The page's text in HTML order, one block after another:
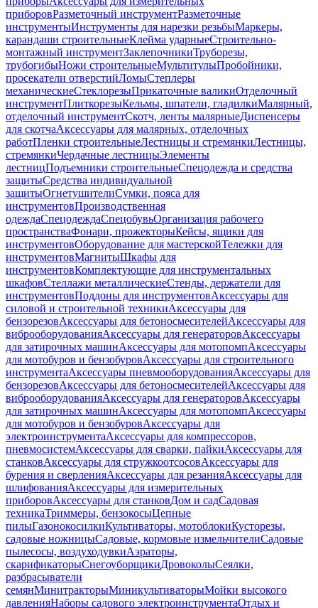
приборовРазметочный инструментРазметочные
инструментыИнструменты для нарезки резьбыМаркеры,
карандаши строительныеКлейма ударныеСтроительно-
монтажный инструментЗаклепочникиТруборезы,
трубогибыНожи строительныеМультитулыПробойники,
просекатели отверстийЛомыСтеплеры
механическиеСтеклорезыПрикаточные валикиОтделочный
инструментПлиткорезыКельмы, шпатели, гладилкиМалярный,
отделочный инструментСкотч, ленты малярныеДиспенсеры
для скотчаАксессуары для малярных, отделочных
работПленки строительныеЛестницы и стремянкиЛестницы,
стремянкиЧердачные лестницыЭлементы
лестницПодъемники строительныеСпецодежда и средства
защитыСредства индивидуальной
защитыОгнетушителиСумки, пояса для
инструментовПроизводственная
одеждаСпецодеждаСпецобувьОрганизация рабочего
пространстваФонари, прожекторыКейсы, ящики для
инструментовОборудование для мастерскойТележки для
инструментовМагнитыШкафы для
инструментовКомплектующие для инструментальных
шкафовСтеллажи металлическиеСтенды, держатели для
инструментовПоддоны для инструментовАксессуары для
силовой и строительной техникиАксессуары для
бензорезовАксессуары для бетоносмесителейАксессуары для
виброоборудованияАксессуары для генераторовАксессуары
для затирочных машинАксессуары для мотопомпАксессуары
для мотобуров и бензобуровАксессуары для строительного
инструментаАксессуары пневмооборудованияАксессуары для
бензорезовАксессуары для бетоносмесителейАксессуары для
виброоборудованияАксессуары для генераторовАксессуары
для затирочных машинАксессуары для мотопомпАксессуары
для мотобуров и бензобуровАксессуары для
электроинструментаАксессуары для компрессоров,
пневмосистемАксессуары для сварки, пайкиАксессуары для
станковАксессуары для стружкоотсосовАксессуары для
бурения и сверленияАксессуары для резанияАксессуары для
шлифованияАксессуары для измерительных
приборовАксессуары для станковДом и садСадовая
техникаТриммеры, бензокосыЦепные
пилыГазонокосилкиКультиваторы, мотоблокиКусторезы,
садовые ножницыСадовые, кормовые измельчителиСадовые
пылесосы, воздуходувкиАэраторы,
скарификаторыСнегоуборщикиДровоколыСеялки,
разбрасыватели
семянМинитракторыМиникультиваторыМойки высокого
давленияНаборы садового электроинструментаОтдых и